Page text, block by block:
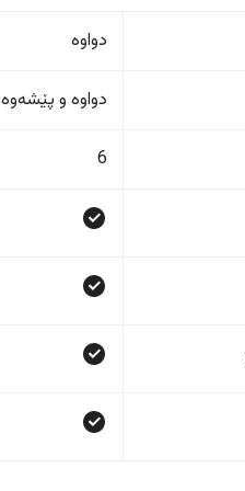
دواوە
دواوە و پێشەوە
6